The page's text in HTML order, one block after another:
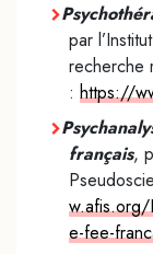
par
recherche
: https://
français,
w.afis.org/
e-fee-